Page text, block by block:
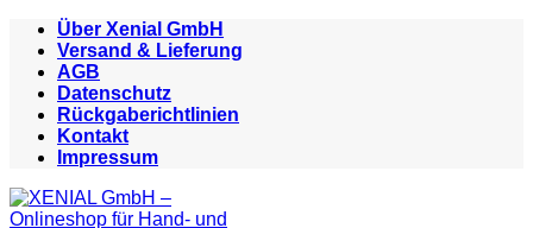
Zum
Inhalt
springen
Über Xenial GmbH
Versand & Lieferung
AGB
Datenschutz
Rückgaberichtlinien
Kontakt
Impressum